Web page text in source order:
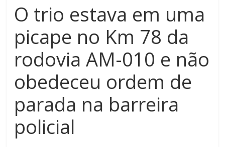
O trio estava em uma
picape no Km 78 da
rodovia AM-010 e não
obedeceu ordem de
parada na barreira
policial